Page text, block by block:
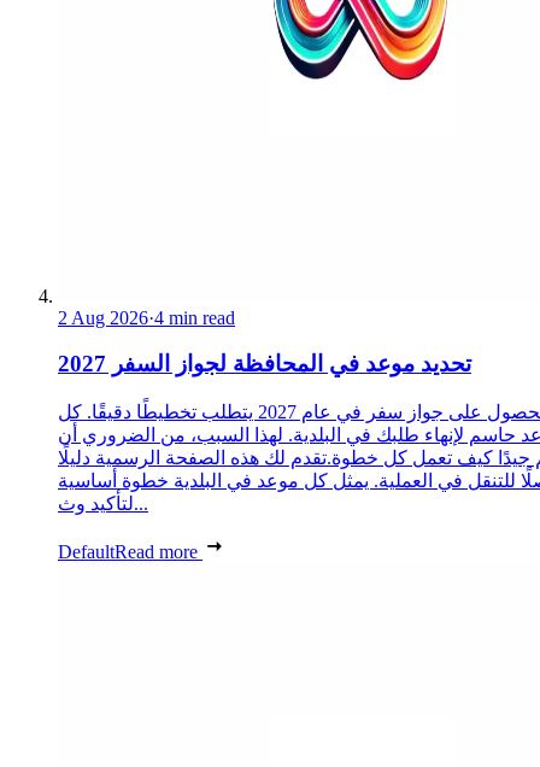
2 Aug 2026·4 min read
تحديد موعد في المحافظة لجواز السفر 2027
الحصول على جواز سفر في عام 2027 يتطلب تخطيطًا دقيقًا. كل
حاسم لإنهاء طلبك في البلدية. لهذا السبب، من الضروري أن
جيدًا كيف تعمل كل خطوة.تقدم لك هذه الصفحة الرسمية دليلًا
للتنقل في العملية. يمثل كل موعد في البلدية خطوة أساسية
لتأكيد وث...
DefaultRead more